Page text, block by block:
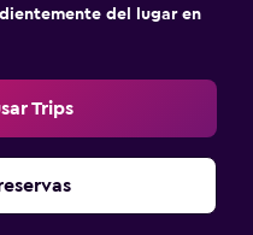
del lugar en
Trips